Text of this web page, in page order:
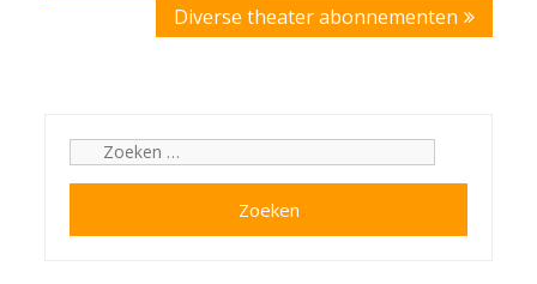
Diverse theater abonnementen
naar: